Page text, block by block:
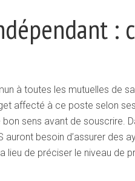
:
à toutes les mutuelles de
affecté à ce poste selon
sens avant de souscrire.
besoin d’assurer des
lieu de préciser le niveau de